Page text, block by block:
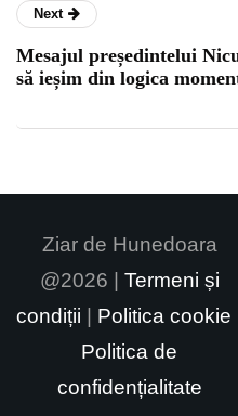
Next
Mesajul președintelui
să ieșim din logica
Ziar de Hunedoara
@2026 | Termeni și
condiții | Politica cookie
Politica de
confidențialitate